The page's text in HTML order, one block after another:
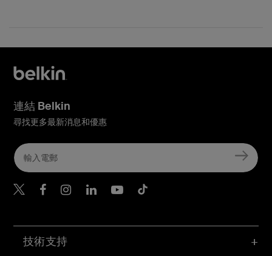
技術支持
連結 Belkin
尋找更多最新消息和優惠
Belkin Twitter
Belkin Hong Kong
Belkin Instagram
Belkin Hong Kong
Belkin Youtube
Belkin TikTok